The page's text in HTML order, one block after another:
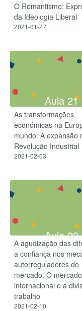
O Romantismo:
da Ideologia Liberal
2021-01-27
Aula 21
As transformações
económicas na
mundo. A expansão
Revolução Industrial
2021-02-03
Aula 23
A agudização das
a confiança nos
autorreguladores do
mercado. O mercado
internacional e a
trabalho
2021-02-10